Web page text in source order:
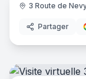
3 Route de
Partager